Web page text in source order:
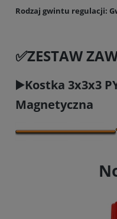
Rodzaj gwintu regulacji:
✅ZESTAW
▶️Kostka 3x3x3
Magnetyczna